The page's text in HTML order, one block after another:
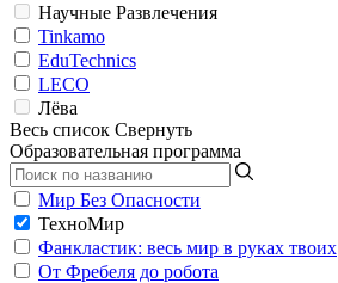
Научные Развлечения
Tinkamo
EduTechnics
LECO
Лёва
Весь список Свернуть
Образовательная программа
Мир Без Опасности
ТехноМир
Фанкластик: весь мир в руках твоих
От Фребеля до робота